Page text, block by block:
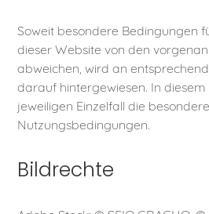
Soweit besondere Bedingungen
dieser Website von den
abweichen, wird an
darauf hintergewiesen. In
jeweiligen Einzelfall die
Nutzungsbedingungen.
Bildrechte